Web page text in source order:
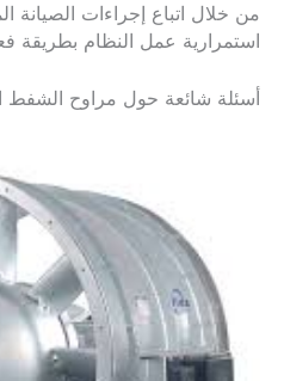
من خلال اتباع إجراءات الصيانة
استمرارية عمل النظام بطريقة
أسئلة شائعة حول مراوح الشفط